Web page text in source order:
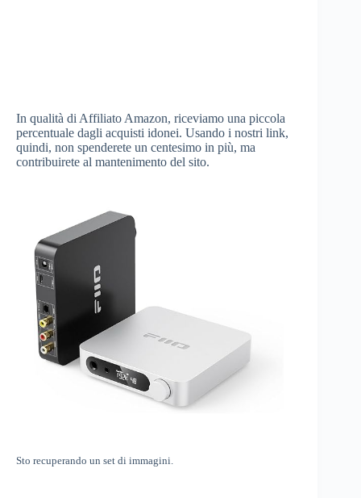
In qualità di Affiliato Amazon, riceviamo una piccola
percentuale dagli acquisti idonei. Usando i nostri link,
quindi, non spenderete un centesimo in più, ma
contribuirete al mantenimento del sito.
Sto recuperando un set di immagini.